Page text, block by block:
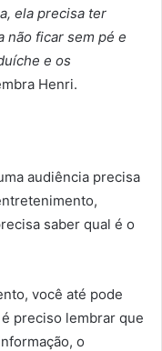
ela precisa ter
não ficar sem pé e
e os
Henri.
audiência precisa
saber qual é o
você até pode
preciso lembrar que
o